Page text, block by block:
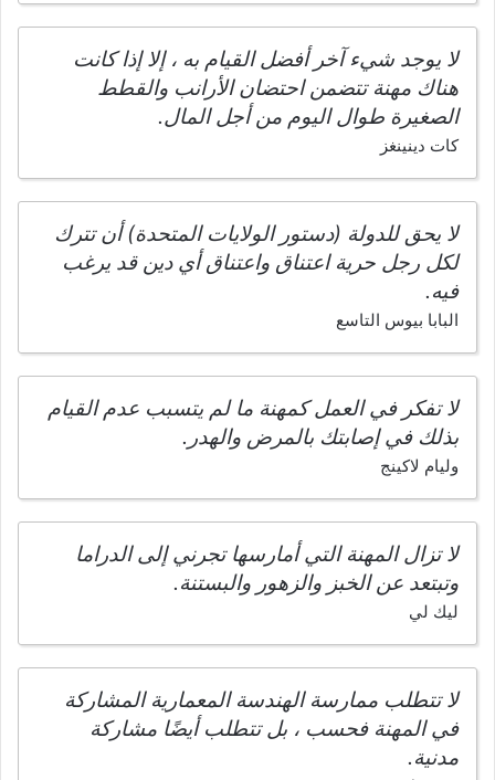
لا يوجد شيء آخر أفضل القيام به ، إلا إذا كانت
هناك مهنة تتضمن احتضان الأرانب والقطط
الصغيرة طوال اليوم من أجل المال.
كات دينينغز
لا يحق للدولة (دستور الولايات المتحدة) أن تترك
لكل رجل حرية اعتناق واعتناق أي دين قد يرغب
فيه.
البابا بيوس التاسع
لا تفكر في العمل كمهنة ما لم يتسبب عدم القيام
بذلك في إصابتك بالمرض والهدر.
وليام لاكينج
لا تزال المهنة التي أمارسها تجرني إلى الدراما
وتبتعد عن الخبز والزهور والبستنة.
ليك لي
لا تتطلب ممارسة الهندسة المعمارية المشاركة
في المهنة فحسب ، بل تتطلب أيضًا مشاركة
مدنية.